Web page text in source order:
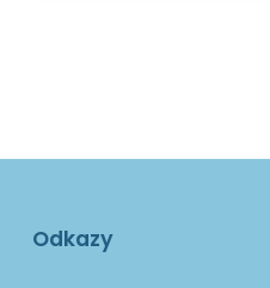
Odkazy